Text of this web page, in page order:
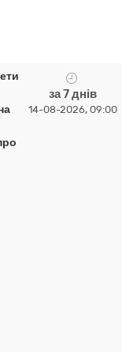
за 7 днів
14-08-2026, 09:00